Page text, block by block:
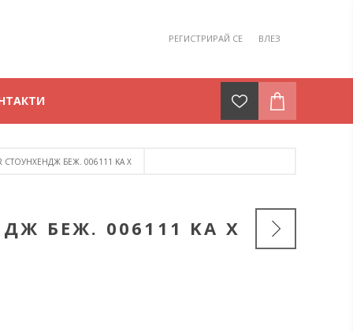
РЕГИСТРИРАЙ СЕ ВЛЕЗ
СТОУНХЕНДЖ БЕЖ. 006111 KA Х
БЕЖ. 006111 KA Х